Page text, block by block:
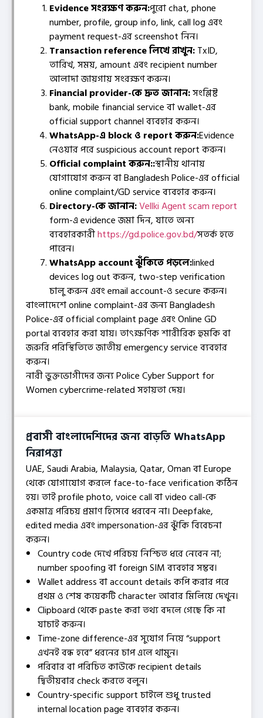
Evidence সংরক্ষণ করুন:পুরো chat, phone
number, profile, group info, link, call log এবং
payment request-এর screenshot নিন।
Transaction reference লিখে রাখুন:TxID,
তারিখ, সময়, amount এবং recipient number
আলাদা জায়গায় সংরক্ষণ করুন।
Financial provider-কে দ্রুত জানান:সংশ্লিষ্ট
bank, mobile financial service বা wallet-এর
official support channel ব্যবহার করুন।
WhatsApp-এ block ও report করুন:Evidence
নেওয়ার পরে suspicious account report করুন।
Official complaint করুন::স্থানীয় থানায়
যোগাযোগ করুন বা Bangladesh Police-এর official
online complaint/GD service ব্যবহার করুন।
Directory-কে জানান:Vellki Agent scam report
form-এ evidence জমা দিন, যাতে অন্য
ব্যবহারকারীhttps://gd.police.gov.bd/সতর্ক হতে
পারেন।
WhatsApp account ঝুঁকিতে পড়লে:linked
devices log out করুন, two-step verification
চালু করুন এবং email account-ও secure করুন।
বাংলাদেশে online complaint-এর জন্য Bangladesh
Police-এর official complaint page এবং Online GD
portal ব্যবহার করা যায়। তাৎক্ষণিক শারীরিক হুমকি বা
জরুরি পরিস্থিতিতে জাতীয় emergency service ব্যবহার
করুন।
নারী ভুক্তভোগীদের জন্য Police Cyber Support for
Women cybercrime-related সহায়তা দেয়।
প্রবাসী বাংলাদেশিদের জন্য বাড়তি WhatsApp
নিরাপত্তা
UAE, Saudi Arabia, Malaysia, Qatar, Oman বা Europe
থেকে যোগাযোগ করলে face-to-face verification কঠিন
হয়। তাই profile photo, voice call বা video call-কে
একমাত্র পরিচয় প্রমাণ হিসেবে ধরবেন না। Deepfake,
edited media এবং impersonation-এর ঝুঁকি বিবেচনা
করুন।
Country code দেখে পরিচয় নিশ্চিত ধরে নেবেন না;
number spoofing বা foreign SIM ব্যবহার সম্ভব।
Wallet address বা account details কপি করার পরে
প্রথম ও শেষ কয়েকটি character আবার মিলিয়ে দেখুন।
Clipboard থেকে paste করা তথ্য বদলে গেছে কি না
যাচাই করুন।
Time-zone difference-এর সুযোগ নিয়ে “support
এখনই বন্ধ হবে” ধরনের চাপ এলে থামুন।
পরিবার বা পরিচিত কাউকে recipient details
দ্বিতীয়বার check করতে বলুন।
Country-specific support চাইলে শুধু trusted
internal location page ব্যবহার করুন।